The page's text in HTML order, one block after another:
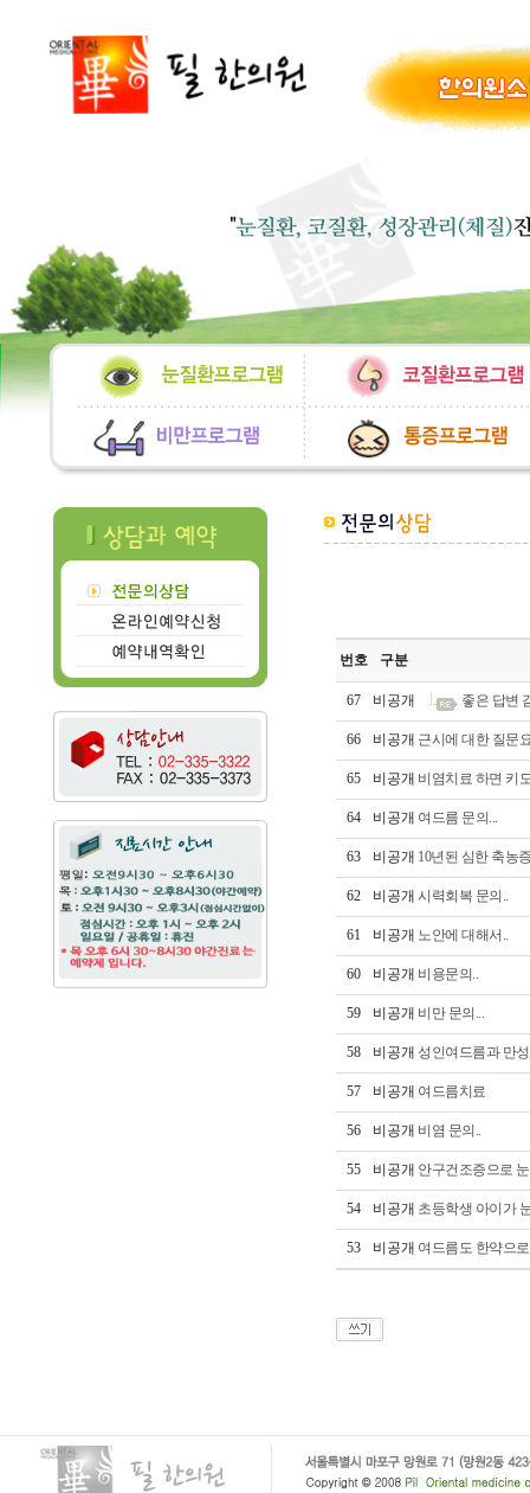
번호 구분
67 비공개 좋은 답변
66 비공개 근시에 대한 질문
65 비공개 비염치료 하면 키
64 비공개 여드름 문의...
63 비공개 10년된 심한 축농
62 비공개 시력회복 문의..
61 비공개 노안에 대해서..
60 비공개 비용문의..
59 비공개 비만 문의...
58 비공개 성인여드름과 만
57 비공개 여드름치료
56 비공개 비염 문의..
55 비공개 안구건조증으로
54 비공개 초등학생 아이가
53 비공개 여드름도 한약으